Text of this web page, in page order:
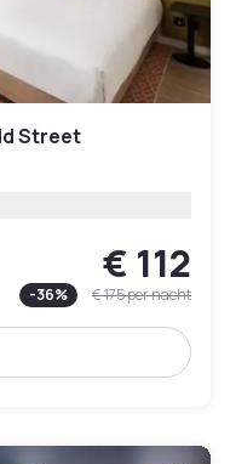
Street
€ 112
-36% € 175per nacht